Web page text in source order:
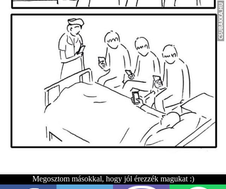
Megosztom másokkal, hogy jól érezzék magukat :)